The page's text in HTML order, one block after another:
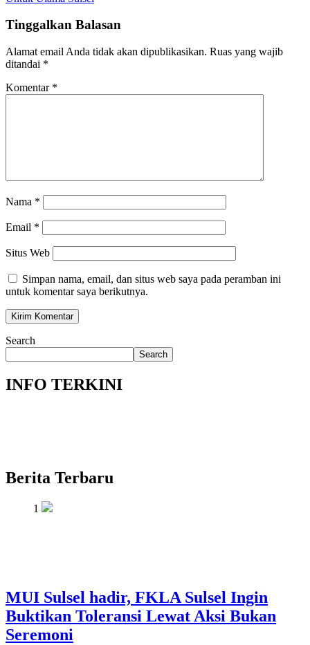
Tinggalkan Balasan
Alamat email Anda tidak akan dipublikasikan. Ruas yang wajib
ditandai *
Komentar *
Nama *
Email *
Situs Web
Simpan nama, email, dan situs web saya pada peramban ini
untuk komentar saya berikutnya.
Search
Search
INFO TERKINI
Berita Terbaru
1
MUI Sulsel hadir, FKLA Sulsel Ingin
Buktikan Toleransi Lewat Aksi Bukan
Seremoni